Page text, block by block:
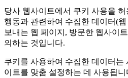
당사 웹사이트에서 쿠키 사용을
행동과 관련하여 수집한 데이터(
보내는 웹 페이지, 방문한 웹사이
의하는 것입니다.
쿠키를 사용하여 수집한 데이터는
이트를 맞춤 설정하는 데 사용됩니